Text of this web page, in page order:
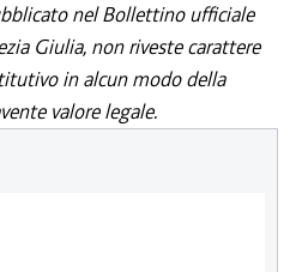
nel Bollettino ufficiale
Giulia, non riveste carattere
in alcun modo della
valore legale.